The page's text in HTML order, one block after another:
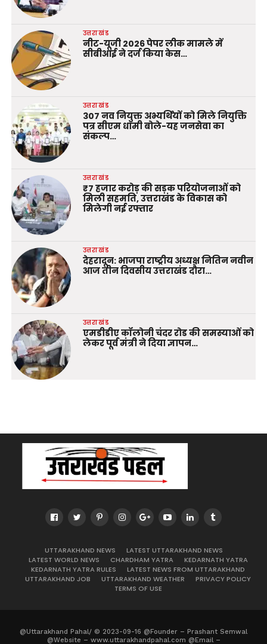
उत्तराखंड
नीट-यूजी 2026 पेपर लीक मामले में
सीबीआई ने दर्ज किया केस…
उत्तराखंड
307 नव नियुक्त अभ्यर्थियों को मिले नियुक्ति
पत्र सीएम धामी बोले-यह जनसेवा का
संकल्प…
उत्तराखंड
₹7 हजार करोड़ की सड़क परियोजनाओं को
मिली सहमति, उत्तराखंड के विकास को
मिलेगी नई रफ्तार
उत्तराखंड
देहरादून: भाजपा राष्ट्रीय अध्यक्ष नितिन नवीन
आज तीन दिवसीय उत्तराखंड दौरा…
उत्तराखंड
एमडीडीए कॉलोनी चंदर रोड की समस्याओं को
लेकर पूर्व मंत्री ने दिया ज्ञापन…
UTTARAKHAND NEWS
LATEST UTTARAKHAND NEWS
LATEST WORLD NEWS
CHARDHAM YATRA
KEDARNATH YATRA
KEDARNATH YATRA RULES
LATEST NEWS FROM UTTARAKHAND
UTTARAKHAND JOB
UTTARAKHAND WEATHER
PRIVACY POLICY
TERMS OF USE
@Uttarakhand Pahal/ © 2023-09-16 @Founder – Prashant Semwal
@Website – www.uttarakhandpahal.com @Email –